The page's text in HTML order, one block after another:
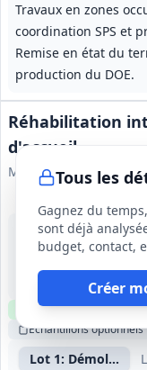
Travaux en zones
coordination SPS et
Remise en état du
production du DOE.
Tous les
Gagnez du
sont déjà
budget, contact,
Créer
Réhabilitation
d'accueil
Mairie de Tignes
Lot 1: Démolition
14 août 2026
Tignes (73)
11 semaines
Clause
Échantillonsoptionnels